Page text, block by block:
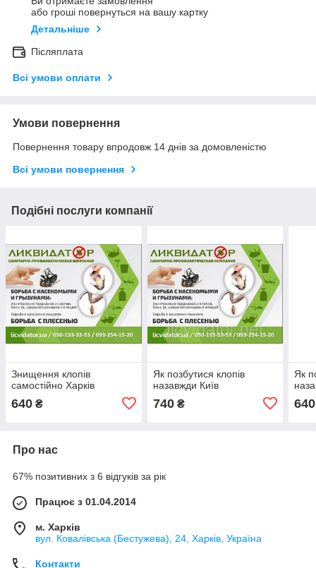
або гроші повернуться на вашу картку
Детальніше
Післяплата
Всі умови оплати
Умови повернення
Повернення товару впродовж 14 днів за домовленістю
Всі умови повернення
Подібні послуги компанії
Знищення клопів
самостійно Харків
640 ₴
Як позбутися клопів
назавжди Київ
740₴
Як
640
Про нас
67% позитивних з 6 відгуків за рік
Працює з 01.04.2014
м. Харків
вул. Ковалівська (Бестужева), 24, Харків, Україна
Контакти